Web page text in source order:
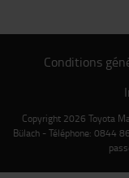
Conditions
Copyright 2026 Toyota
Bülach - Téléphone: 0844